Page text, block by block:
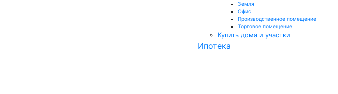
Земля
Офис
Производственное помещение
Торговое помещение
Купить дома и участки
Ипотека